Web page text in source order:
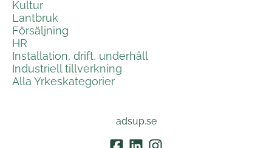
Kultur
Lantbruk
Försäljning
HR
Installation, drift, underhåll
Industriell tillverkning
Alla Yrkeskategorier
adsup.se